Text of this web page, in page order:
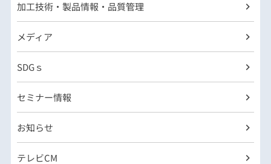
加工技術・製品情報・品質管理
メディア
SDGｓ
セミナー情報
お知らせ
テレビCM